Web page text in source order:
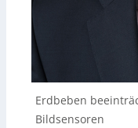
Erdbeben
Bildsensoren